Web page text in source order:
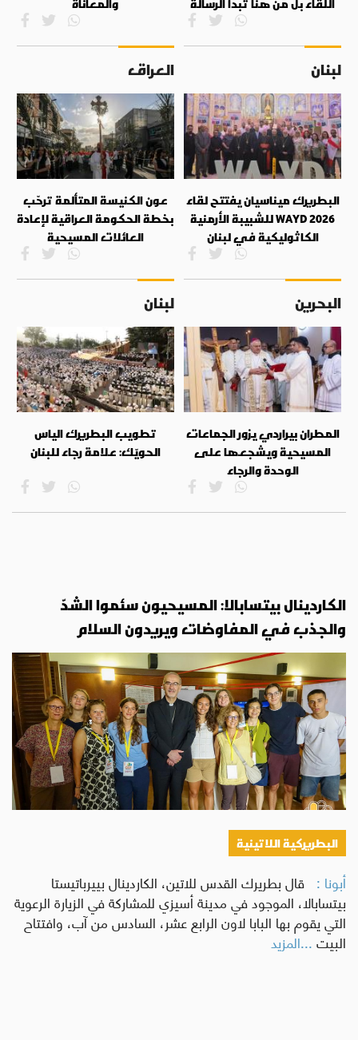
لبنان
البطريرك ميناسيان يفتتح لقاء
WAYD 2026 للشبيبة الأرمنية
الكاثوليكية في لبنان
العراق
عون الكنيسة المتألمة ترحّب
بخطة الحكومة العراقية لإعادة
العائلات المسيحية
البحرين
المطران بيراردي يزور الجماعات
المسيحية ويشجعها على
الوحدة والرجاء
لبنان
تطويب البطريرك الياس
الحويّك: علامة رجاء للبنان
الكاردينال بيتسابالا: المسيحيون سئموا الشدّ
والجذب في المفاوضات ويريدون السلام
البطريركية اللاتينية
أبونا : قال بطريرك القدس للاتين، الكاردينال بييرباتيستا
بيتسابالا، الموجود في مدينة أسيزي للمشاركة في الزيارة الرعوية
التي يقوم بها البابا لاون الرابع عشر، السادس من آب، وافتتاح
البيت...المزيد